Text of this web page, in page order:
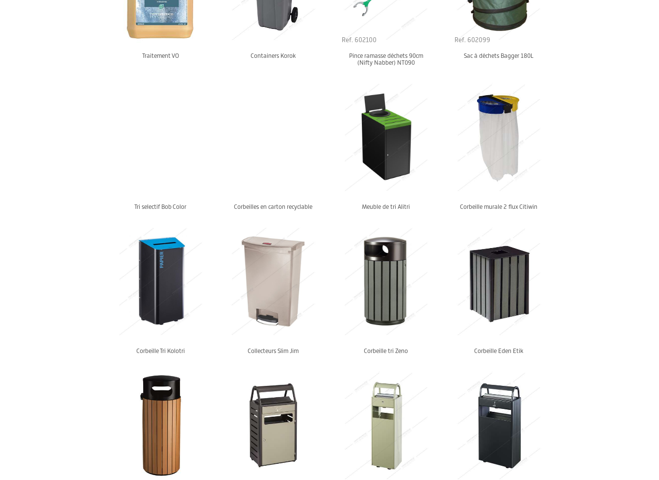
Traitement VO Containers Korok
Ref. 602100
Pince ramasse déchets 90cm
(Nifty Nabber) NT090
Ref. 602099
Sac à déchets Bagger 180L
Tri selectif Bob Color Corbeilles en carton recyclable Meuble de tri Alitri Corbeille murale 2 flux Citiwin
Corbeille Tri Kolotri Collecteurs Slim Jim Corbeille tri Zeno Corbeille Eden Etik